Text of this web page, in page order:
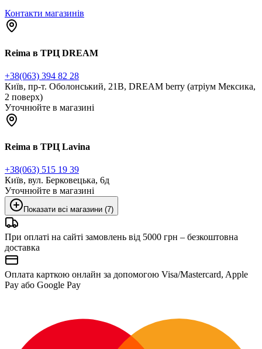
Контакти магазинів
Reima в ТРЦ DREAM
+38(063) 394 82 28
Київ, пр-т. Оболонський, 21В, DREAM berry (атріум Мексика,
2 поверх)
Уточнюйте в магазині
Reima в ТРЦ Lavina
+38(063) 515 19 39
Київ, вул. Берковецька, 6д
Уточнюйте в магазині
Показати всі магазини (7)
При оплаті на сайті замовлень від 5000 грн – безкоштовна
доставка
Оплата карткою онлайн за допомогою Visa/Mastercard, Apple
Pay або Google Pay